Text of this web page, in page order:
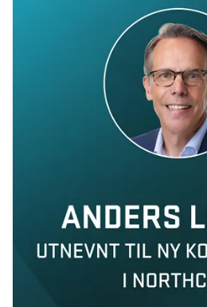
Northcom News #3
Northcom og Politiet har signert ny
radioterminaler
Northcom blir med i Nokia Global
Valkyrje by Northcom
Northcom deltar på World
Northcom har levert komplett